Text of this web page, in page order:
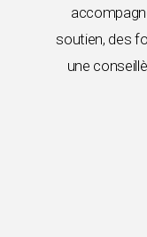
soutien, des
une